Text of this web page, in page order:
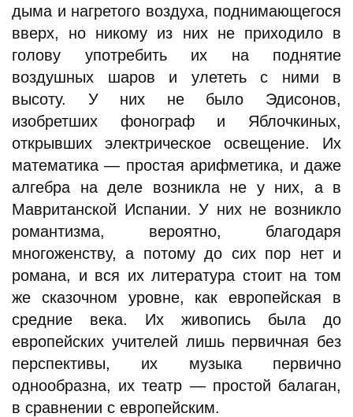
дыма и нагретого воздуха, поднимающегося
вверх, но никому из них не приходило в
голову употребить их на поднятие
воздушных шаров и улететь с ними в
высоту. У них не было Эдисонов,
изобретших фонограф и Яблочкиных,
открывших электрическое освещение. Их
математика — простая арифметика, и даже
алгебра на деле возникла не у них, а в
Мавританской Испании. У них не возникло
романтизма, вероятно, благодаря
многоженству, а потому до сих пор нет и
романа, и вся их литература стоит на том
же сказочном уровне, как европейская в
средние века. Их живопись была до
европейских учителей лишь первичная без
перспективы, их музыка первично
однообразна, их театр — простой балаган,
в сравнении с европейским.